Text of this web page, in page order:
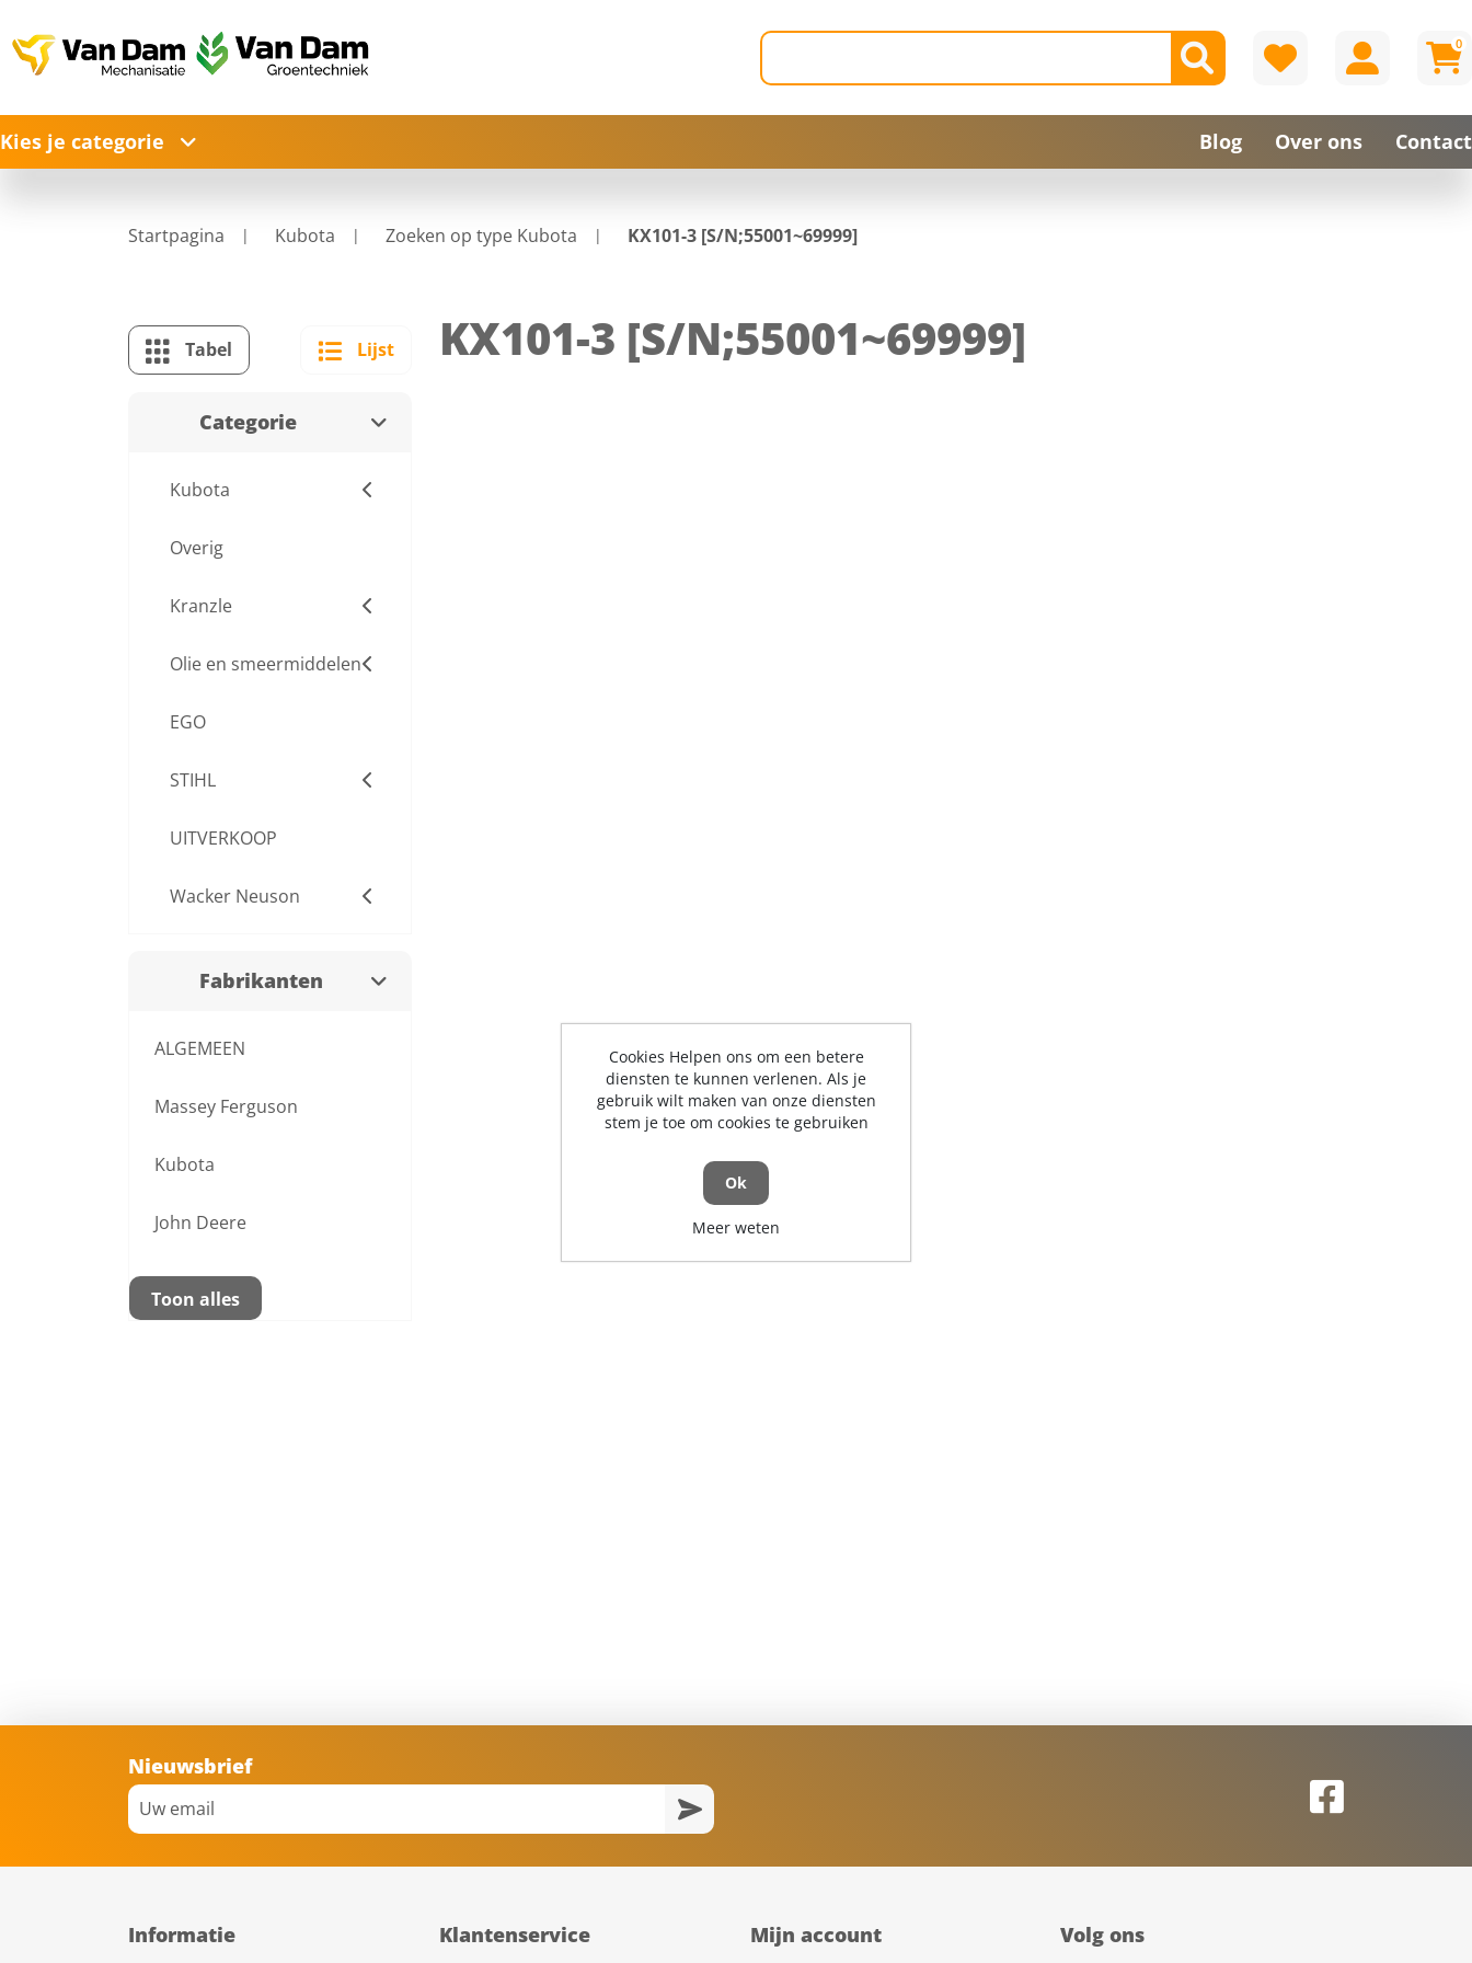
0
Kies je categorie Blog Over ons Contact
Startpagina Kubota Zoeken op type Kubota KX101-3 [S/N;55001~69999]
Tabel Lijst
Categorie
Kubota
Overig
Kranzle
Olie en smeermiddelen
EGO
STIHL
UITVERKOOP
Wacker Neuson
Fabrikanten
ALGEMEEN
Massey Ferguson
Kubota
John Deere
Toon alles
KX101-3 [S/N;55001~69999]
Nieuwsbrief
Informatie Klantenservice Mijn account Volg ons
Cookies Helpen ons om een betere
diensten te kunnen verlenen. Als je
gebruik wilt maken van onze diensten
stem je toe om cookies te gebruiken
Ok
Meer weten